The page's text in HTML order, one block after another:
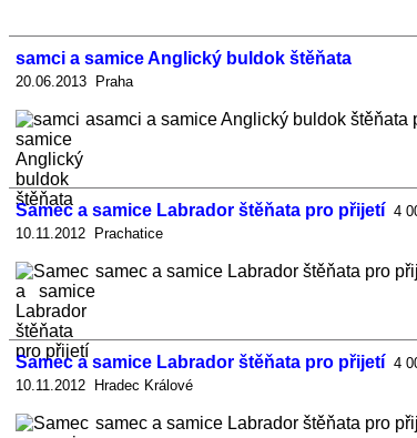
samci a samice Anglický buldok štěňata
20.06.2013 Praha
samci a samice Anglický buldok
Samec a samice Labrador štěňata pro přijetí 4
10.11.2012 Prachatice
samec a samice Labrador štěňata pro
Samec a samice Labrador štěňata pro přijetí 4
10.11.2012 Hradec Králové
samec a samice Labrador štěňata pro